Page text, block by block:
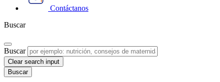
Contáctanos
Buscar
Buscar
Clear search input